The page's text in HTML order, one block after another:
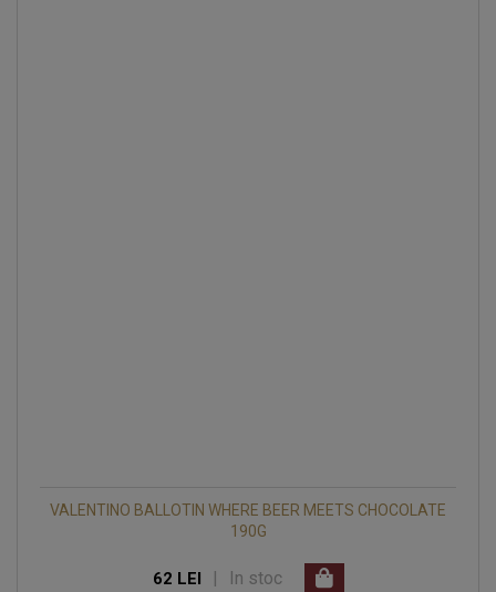
VALENTINO BALLOTIN WHERE BEER MEETS CHOCOLATE
190G
62 LEI In stoc